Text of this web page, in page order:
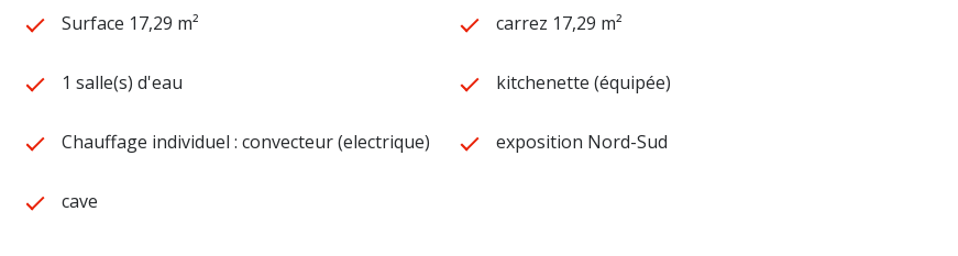
Surface 17,29 m² carrez 17,29 m²
1 salle(s) d'eau kitchenette (équipée)
Chauffage individuel : convecteur (electrique) exposition Nord-Sud
cave